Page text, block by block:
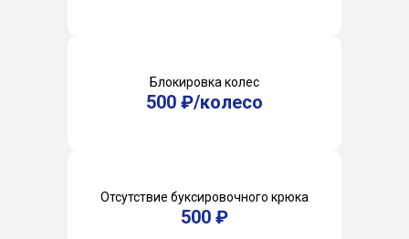
Блокировка колес
500 ₽/колесо
Отсутствие буксировочного крюка
500 ₽